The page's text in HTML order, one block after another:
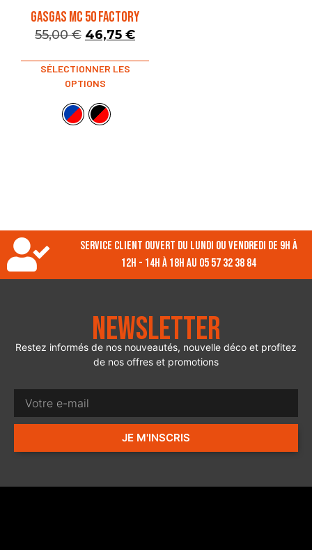
GASGAS MC 50 FACTORY
55,00€ 46,75 €
SÉLECTIONNER LES
OPTIONS
Service client ouvert du lundi ou vendredi de 9h à
12h - 14h à 18h au 05 57 32 38 84
Newsletter
Restez informés de nos nouveautés, nouvelle déco et profitez
de nos offres et promotions
JE M'INSCRIS